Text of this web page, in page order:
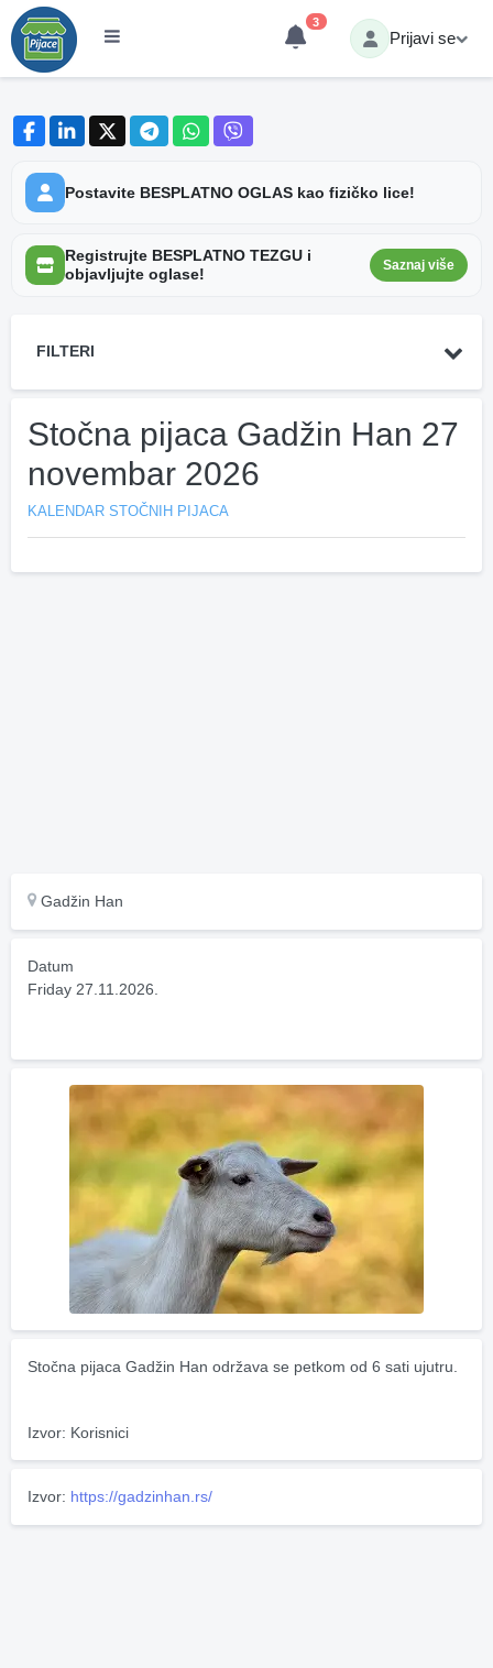
3
Prijavi se
Postavite BESPLATNO OGLAS kao fizičko lice!
Registrujte BESPLATNO TEZGU i
objavljujte oglase!
Saznaj više
FILTERI
Stočna pijaca Gadžin Han 27
novembar 2026
KALENDAR STOČNIH PIJACA
Gadžin Han
Datum
Friday 27.11.2026.
Stočna pijaca Gadžin Han održava se petkom od 6 sati ujutru.
Izvor: Korisnici
Izvor: https://gadzinhan.rs/